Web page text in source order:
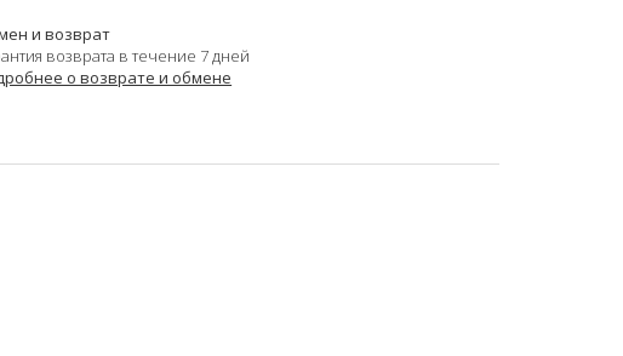
и возврат
возврата в течение 7 дней
о возврате и обмене